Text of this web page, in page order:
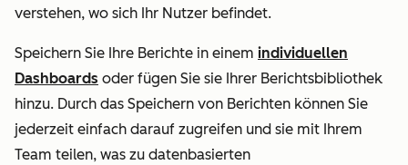
verstehen, wo sich Ihr Nutzer befindet.
Speichern Sie Ihre Berichte in einem individuellen
Dashboards oder fügen Sie sie Ihrer Berichtsbibliothek
hinzu. Durch das Speichern von Berichten können Sie
jederzeit einfach darauf zugreifen und sie mit Ihrem
Team teilen, was zu datenbasierten